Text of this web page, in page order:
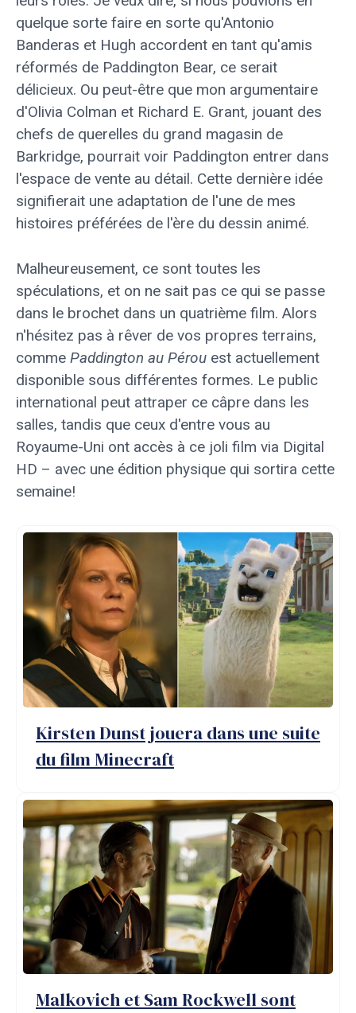
quelque sorte faire en sorte qu'Antonio
Banderas et Hugh accordent en tant qu'amis
réformés de Paddington Bear, ce serait
délicieux. Ou peut-être que mon argumentaire
d'Olivia Colman et Richard E. Grant, jouant des
chefs de querelles du grand magasin de
Barkridge, pourrait voir Paddington entrer dans
l'espace de vente au détail. Cette dernière idée
signifierait une adaptation de l'une de mes
histoires préférées de l'ère du dessin animé.
Malheureusement, ce sont toutes les
spéculations, et on ne sait pas ce qui se passe
dans le brochet dans un quatrième film. Alors
n'hésitez pas à rêver de vos propres terrains,
comme Paddington au Pérou est actuellement
disponible sous différentes formes. Le public
international peut attraper ce câpre dans les
salles, tandis que ceux d'entre vous au
Royaume-Uni ont accès à ce joli film via Digital
HD – avec une édition physique qui sortira cette
semaine!
Kirsten Dunst jouera dans une suite
du film Minecraft
Malkovich et Sam Rockwell sont